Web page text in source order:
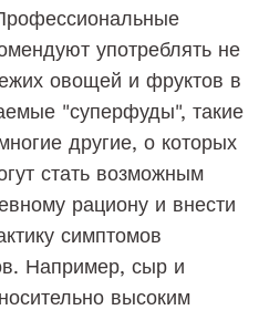
употреблять не
овощей и фруктов в
"суперфуды", такие
другие, о которых
стать возможным
рациону и внести
симптомов
Например, сыр и
высоким